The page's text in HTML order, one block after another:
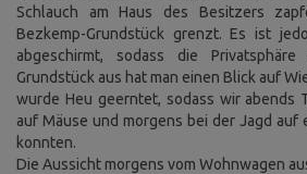
Schlauch am Haus des Besitzers
Bezkemp-Grundstück grenzt. Es ist
abgeschirmt, sodass die
Grundstück aus hat man einen Blick auf
wurde Heu geerntet, sodass wir abends
auf Mäuse und morgens bei der Jagd auf
konnten.
Die Aussicht morgens vom Wohnwagen